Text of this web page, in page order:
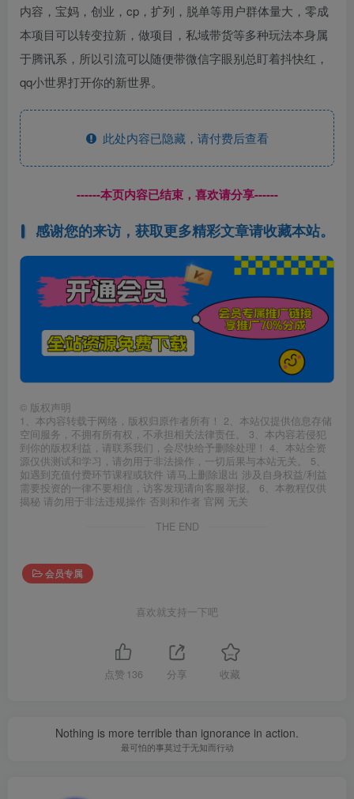
内容，宝妈，创业，cp，扩列，脱单等用户群体量大，零成
本项目可以转变拉新，做项目，私域带货等多种玩法本身属
于腾讯系，所以引流可以随便带微信字眼别总盯着抖快红，
qq小世界打开你的新世界。
此处内容已隐藏，请付费后查看
------本页内容已结束，喜欢请分享------
感谢您的来访，获取更多精彩文章请收藏本站。
© 版权声明
1、本内容转载于网络，版权归原作者所有！ 2、本站仅提供信息存储
空间服务，不拥有所有权，不承担相关法律责任。 3、本内容若侵犯
到你的版权利益，请联系我们，会尽快给予删除处理！ 4、本站全资
源仅供测试和学习，请勿用于非法操作，一切后果与本站无关。 5、
如遇到充值付费环节课程或软件 请马上删除退出 涉及自身权益/利益
需要投资的一律不要相信，访客发现请向客服举报。 6、本教程仅供
揭秘 请勿用于非法违规操作 否则和作者 官网 无关
THE END
会员专属
喜欢就支持一下吧
点赞 136 分享 收藏
Nothing is more terrible than ignorance in action.
最可怕的事莫过于无知而行动